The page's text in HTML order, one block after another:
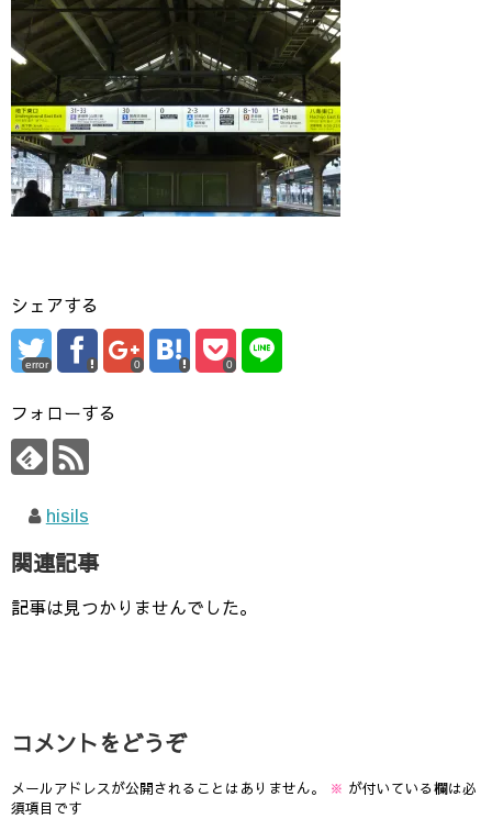
シェアする
error 0 0
フォローする
hisils
関連記事
記事は見つかりませんでした。
コメントをどうぞ
メールアドレスが公開されることはありません。 ※ が付いている欄は必
須項目です